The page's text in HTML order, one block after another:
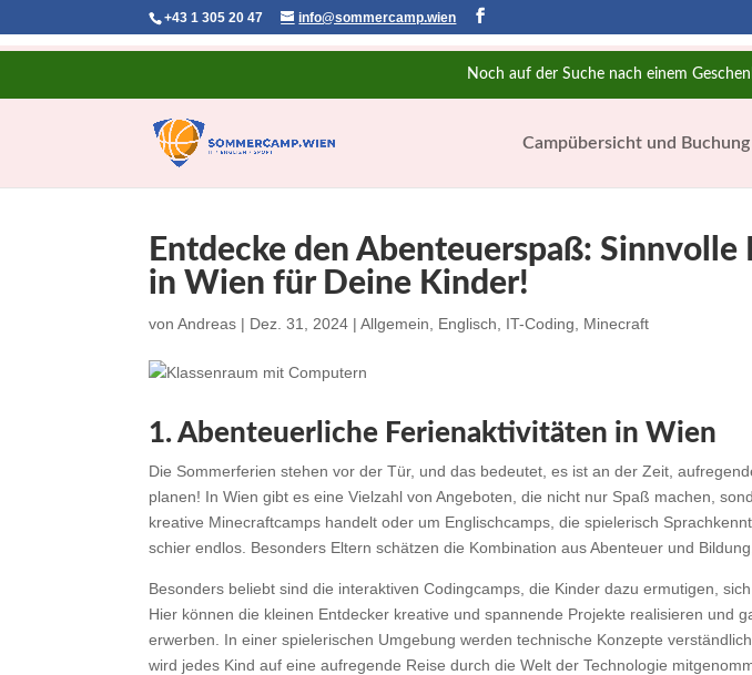
+43 1 305 20 47 info@sommercamp.wien
Noch auf der Suche nach einem
Campübersicht und Buchung
Entdecke den Abenteuerspaß:
in Wien für Deine Kinder!
vonAndreas | Dez. 31, 2024 |Allgemein Englisch IT-Coding Minecraft
1. Abenteuerliche Ferienaktivitäten in Wien
Die Sommerferien stehen vor der Tür, und das bedeutet, es ist an der Zeit,
planen! In Wien gibt es eine Vielzahl von Angeboten, die nicht nur Spaß machen,
kreative Minecraftcamps handelt oder um Englischcamps, die spielerisch
schier endlos. Besonders Eltern schätzen die Kombination aus Abenteuer und
Besonders beliebt sind die interaktiven Codingcamps, die Kinder dazu ermutigen,
Hier können die kleinen Entdecker kreative und spannende Projekte realisieren und
erwerben. In einer spielerischen Umgebung werden technische Konzepte
wird jedes Kind auf eine aufregende Reise durch die Welt der Technologie